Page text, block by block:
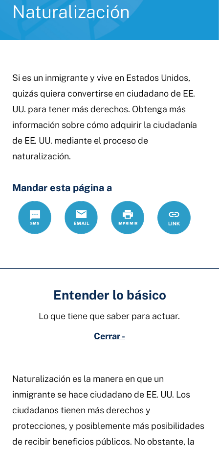
Naturalización
Si es un inmigrante y vive en Estados Unidos,
quizás quiera convertirse en ciudadano de EE.
UU. para tener más derechos. Obtenga más
información sobre cómo adquirir la ciudadanía
de EE. UU. mediante el proceso de
naturalización.
Mandar esta página a
Text
Correo
electrónico
Print https://
Link
Entender lo básico
Lo que tiene que saber para actuar.
Cerrar -
Naturalización es la manera en que un
inmigrante se hace ciudadano de EE. UU. Los
ciudadanos tienen más derechos y
protecciones, y posiblemente más posibilidades
de recibir beneficios públicos. No obstante, la